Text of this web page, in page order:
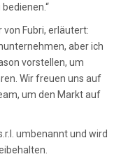
von Fubri, erläutert:
aber ich
vorstellen, um
Wir freuen uns auf
um den Markt auf
umbenannt und wird